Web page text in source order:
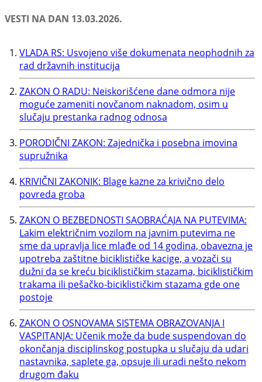
VESTI NA DAN 13.03.2026.
VLADA RS: Usvojeno više dokumenata neophodnih za
rad državnih institucija
ZAKON O RADU: Neiskorišćene dane odmora nije
moguće zameniti novčanom naknadom, osim u
slučaju prestanka radnog odnosa
PORODIČNI ZAKON: Zajednička i posebna imovina
supružnika
KRIVIČNI ZAKONIK: Blage kazne za krivično delo
povreda groba
ZAKON O BEZBEDNOSTI SAOBRAĆAJA NA PUTEVIMA:
Lakim električnim vozilom na javnim putevima ne
sme da upravlja lice mlađe od 14 godina, obavezna je
upotreba zaštitne biciklističke kacige, a vozači su
dužni da se kreću biciklističkim stazama, biciklističkim
trakama ili pešačko-biciklističkim stazama gde one
postoje
ZAKON O OSNOVAMA SISTEMA OBRAZOVANJA I
VASPITANJA: Učenik može da bude suspendovan do
okončanja disciplinskog postupka u slučaju da udari
nastavnika, saplete ga, opsuje ili uradi nešto nekom
drugom đaku